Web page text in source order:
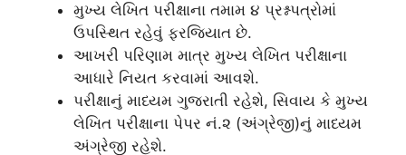
મુખ્ય લેખિત પરીક્ષાના તમામ ૪ પ્રશ્નપત્રોમાં
ઉપસ્થિત રહેવું ફરજિયાત છે.
આખરી પરિણામ માત્ર મુખ્ય લેખિત પરીક્ષાના
આધારે નિયત કરવામાં આવશે.
પરીક્ષાનું માધ્યમ ગુજરાતી રહેશે, સિવાય કે મુખ્ય
લેખિત પરીક્ષાના પેપર નં.૨ (અંગ્રેજી)નું માધ્યમ
અંગ્રેજી રહેશે.